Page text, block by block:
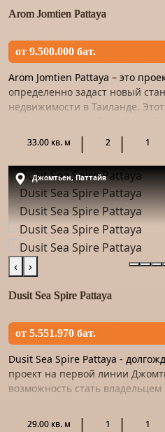
Arom Jomtien Pattaya
от 9.500.000 бат.
Arom Jomtien Pattaya – это
определенно задаст новый
недвижимости в Таиланде.
Ltd., является прод...
33.00 кв. м 2 1
Джомтьен, Паттайя
‹ ›
Dusit Sea Spire Pattaya
от 5.551.970 бат.
Dusit Sea Spire Pattaya -
проект на первой линии
возможность стать
29.00 кв. м 1 1